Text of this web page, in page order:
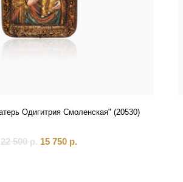
Одигитрия Смоленская" (20530)
22 500р. 15 750 р.